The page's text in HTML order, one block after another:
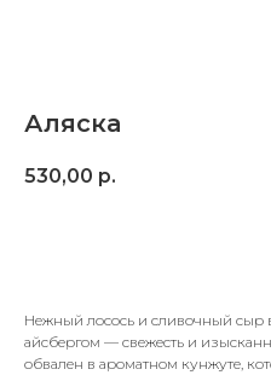
Аляска
530,00 р.
Нежный лосось и сливочный сыр
айсбергом — свежесть и
обвален в ароматном кунжуте,